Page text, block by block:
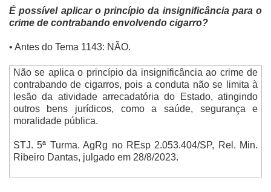
É possível aplicar o princípio da insignificância para o
crime de contrabando envolvendo cigarro?
• Antes do Tema 1143: NÃO.
Não se aplica o princípio da insignificância ao crime de
contrabando de cigarros, pois a conduta não se limita à
lesão da atividade arrecadatória do Estado, atingindo
outros bens jurídicos, como a saúde, segurança e
moralidade pública.
STJ. 5ª Turma. AgRg no REsp 2.053.404/SP, Rel. Min.
Ribeiro Dantas, julgado em 28/8/2023.